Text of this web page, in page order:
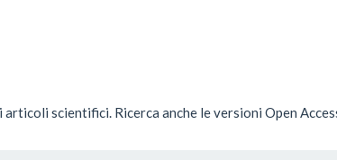
scientifici. Ricerca anche le versioni Open